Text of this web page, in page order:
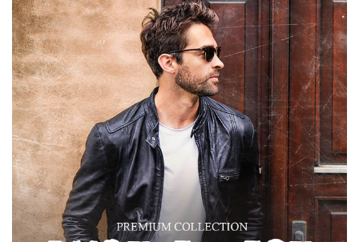
Entire Collection
(1783 Overlays)
Large 6000*4000px
ดาวน์โหลดฟรี